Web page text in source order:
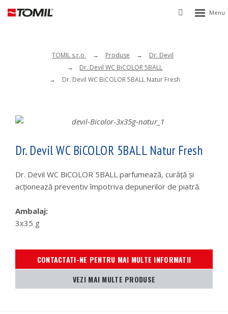
Vyhledávání
Rozbalení
TOMIL s.r.o. Produse
Dr. Devil
Dr. Devil WC BiCOLOR 5BALL
Dr. Devil WC BiCOLOR 5BALL Natur Fresh
Dr. Devil WC BiCOLOR 5BALL Natur Fresh
Dr. Devil WC BiCOLOR 5BALL parfumează, curăţă şi
acţionează preventiv împotriva depunerilor de piatră.
Ambalaj:
3x35 g
CONTACTATI-NE PENTRU MAI MULTE INFORMATII
VEZI MAI MULTE PRODUSE